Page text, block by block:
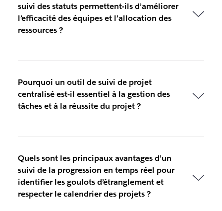
suivi des statuts permettent-ils d’améliorer
l’efficacité des équipes et l’allocation des
ressources ?
Pourquoi un outil de suivi de projet
centralisé est-il essentiel à la gestion des
tâches et à la réussite du projet ?
Quels sont les principaux avantages d’un
suivi de la progression en temps réel pour
identifier les goulots d’étranglement et
respecter le calendrier des projets ?